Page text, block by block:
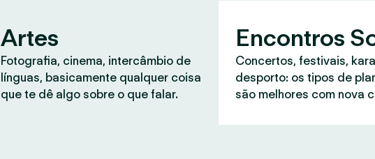
Artes
Fotografia, cinema, intercâmbio de
línguas, basicamente qualquer coisa
que te dê algo sobre o que falar.
Encontros
Concertos, festivais,
desporto: os tipos de
são melhores com nova